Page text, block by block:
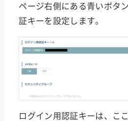
ページ右側にある青いボタ
証キーを設定します。
ログイン用認証キーは、こ